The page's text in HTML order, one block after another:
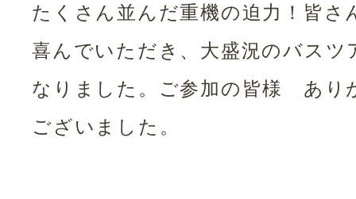
たくさん並んだ重機の迫力！皆さ
喜んでいただき、大盛況のバスツ
なりました。ご参加の皆様 あり
ございました。